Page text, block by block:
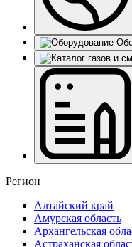
Регион
Алтайский край
Амурская область
Архангельская
Астраханская